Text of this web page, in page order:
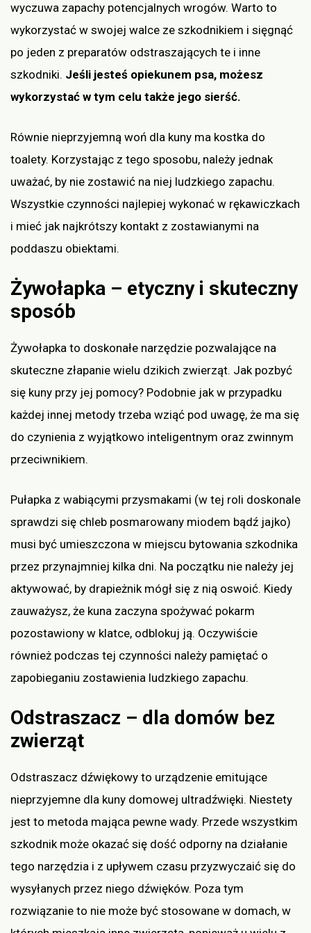
wyczuwa zapachy potencjalnych wrogów. Warto to
wykorzystać w swojej walce ze szkodnikiem i sięgnąć
po jeden z preparatów odstraszających te i inne
szkodniki. Jeśli jesteś opiekunem psa, możesz
wykorzystać w tym celu także jego sierść.
Równie nieprzyjemną woń dla kuny ma kostka do
toalety. Korzystając z tego sposobu, należy jednak
uważać, by nie zostawić na niej ludzkiego zapachu.
Wszystkie czynności najlepiej wykonać w rękawiczkach
i mieć jak najkrótszy kontakt z zostawianymi na
poddaszu obiektami.
Żywołapka – etyczny i skuteczny
sposób
Żywołapka to doskonałe narzędzie pozwalające na
skuteczne złapanie wielu dzikich zwierząt. Jak pozbyć
się kuny przy jej pomocy? Podobnie jak w przypadku
każdej innej metody trzeba wziąć pod uwagę, że ma się
do czynienia z wyjątkowo inteligentnym oraz zwinnym
przeciwnikiem.
Pułapka z wabiącymi przysmakami (w tej roli doskonale
sprawdzi się chleb posmarowany miodem bądź jajko)
musi być umieszczona w miejscu bytowania szkodnika
przez przynajmniej kilka dni. Na początku nie należy jej
aktywować, by drapieżnik mógł się z nią oswoić. Kiedy
zauważysz, że kuna zaczyna spożywać pokarm
pozostawiony w klatce, odblokuj ją. Oczywiście
również podczas tej czynności należy pamiętać o
zapobieganiu zostawienia ludzkiego zapachu.
Odstraszacz – dla domów bez
zwierząt
Odstraszacz dźwiękowy to urządzenie emitujące
nieprzyjemne dla kuny domowej ultradźwięki. Niestety
jest to metoda mająca pewne wady. Przede wszystkim
szkodnik może okazać się dość odporny na działanie
tego narzędzia i z upływem czasu przyzwyczaić się do
wysyłanych przez niego dźwięków. Poza tym
rozwiązanie to nie może być stosowane w domach, w